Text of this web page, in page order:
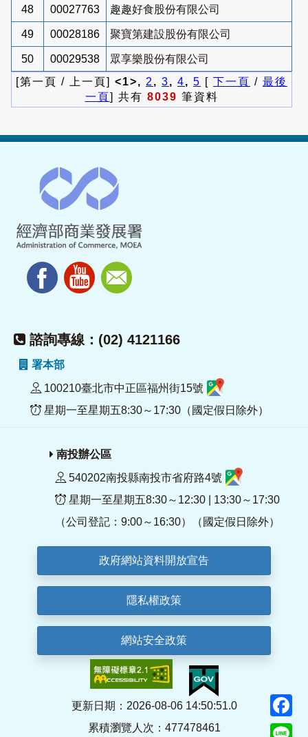
48 00027763 趣趣好食股份有限公司
49 00028186 聚寶第建設股份有限公司
50 00029538
眾享樂股份有限公司
[第一頁 / 上一頁] <1>, 2 , 3, 4, 5 [ 下一頁 / 最後
一頁] 共有 8039 筆資料
諮詢專線：(02) 4121166
署本部
100210臺北市中正區福州街15號
星期一至星期五8:30～17:30（國定假日除外）
南投辦公區
540202南投縣南投市省府路4號
星期一至星期五8:30～12:30 | 13:30～17:30
（公司登記：9:00～16:30）（國定假日除外）
政府網站資料開放宣告
隱私權政策
網站安全政策
更新日期：2026-08-06 14:50:51.0
累積瀏覽人次：477478461